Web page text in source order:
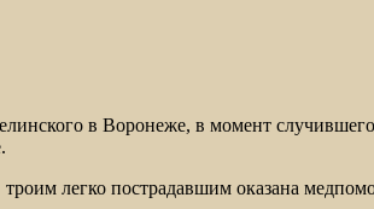
в Воронеже, в момент
легко пострадавшим оказана